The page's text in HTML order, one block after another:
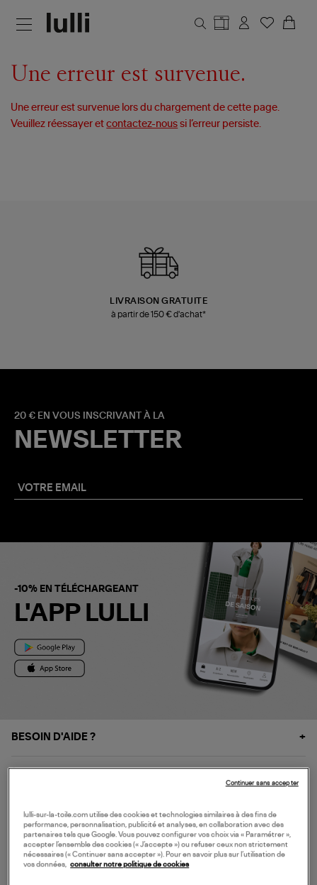
Une erreur est survenue.
Une erreur est survenue lors du chargement de cette page.
Veuillez réessayer etcontactez-nous si l’erreur persiste.
LIVRAISON GRATUITE
à partir de 150 € d'achat*
20 € EN VOUS INSCRIVANT À LA
NEWSLETTER
-10% EN TÉLÉCHARGEANT
L'APP LULLI
BESOIN D'AIDE ?
NOS SERVICES
SERVICE CLIENT
lulli-sur-la-toile.com utilise des cookies et technologies similaires à des fins de
performance, personnalisation, publicité et analyses, en collaboration avec des
partenaires tels que Google. Vous pouvez configurer vos choix via « Paramétrer »,
accepter l’ensemble des cookies (« J’accepte ») ou refuser ceux non strictement
nécessaires (« Continuer sans accepter »). Pour en savoir plus sur l’utilisation de
vos données,
consulter notre politique de cookies
Continuer sans accepter